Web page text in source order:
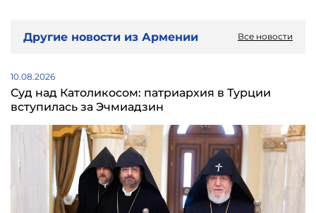
Другие новости из Армении Все новости
10.08.2026
Суд над Католикосом: патриархия в Турции
вступилась за Эчмиадзин